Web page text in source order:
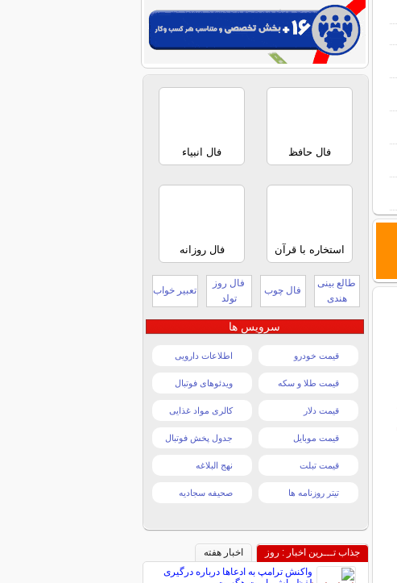
فال حافظ فال انبیاء
استخاره با قرآن فال روزانه
طالع بینی
هندی
فال چوب
فال روز
تولد
تعبیر خواب
سرویس ها
قیمت خودرو اطلاعات دارویی
قیمت طلا و سکه ویدئوهای فوتبال
قیمت دلار کالری مواد غذایی
قیمت موبایل جدول پخش فوتبال
قیمت تبلت نهج البلاغه
تیتر روزنامه ها صحیفه سجادیه
جذاب تـــرین اخبار : روز
اخبار هفته
واکنش ترامپ به ادعاها درباره درگیری